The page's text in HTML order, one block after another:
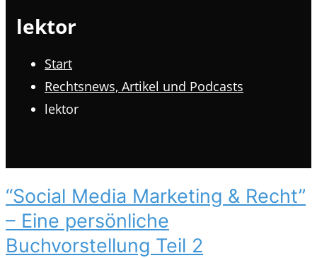
lektor
Start
Rechtsnews, Artikel und Podcasts
lektor
“Social Media Marketing & Recht”
– Eine persönliche
Buchvorstellung Teil 2